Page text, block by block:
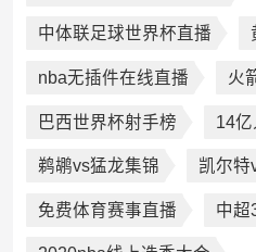
中体联足球世界杯直播
nba无插件在线直播 火
巴西世界杯射手榜 14
鹈鹕vs猛龙集锦 凯尔特
免费体育赛事直播 中超